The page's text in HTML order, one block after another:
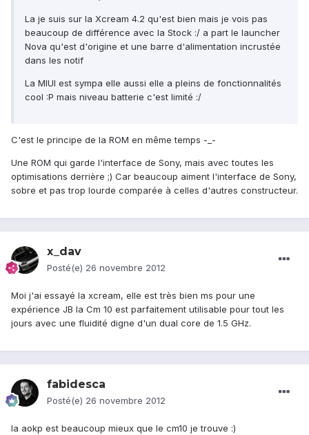
La je suis sur la Xcream 4.2 qu'est bien mais je vois pas
beaucoup de différence avec la Stock :/ a part le launcher
Nova qu'est d'origine et une barre d'alimentation incrustée
dans les notif
La MIUI est sympa elle aussi elle a pleins de fonctionnalités
cool :P mais niveau batterie c'est limité :/
C'est le principe de la ROM en même temps -_-
Une ROM qui garde l'interface de Sony, mais avec toutes les
optimisations derrière ;) Car beaucoup aiment l'interface de Sony,
sobre et pas trop lourde comparée à celles d'autres constructeur.
x_dav
Posté(e) 26 novembre 2012
Moi j'ai essayé la xcream, elle est très bien ms pour une
expérience JB la Cm 10 est parfaitement utilisable pour tout les
jours avec une fluidité digne d'un dual core de 1.5 GHz.
fabidesca
Posté(e) 26 novembre 2012
la aokp est beaucoup mieux que le cm10 je trouve :)